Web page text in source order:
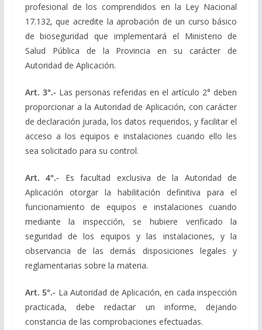
profesional de los comprendidos en la Ley Nacional
17.132, que acredite la aprobación de un curso básico
de bioseguridad que implementará el Ministerio de
Salud Pública de la Provincia en su carácter de
Autoridad de Aplicación.
Art. 3°.- Las personas referidas en el artículo 2° deben
proporcionar a la Autoridad de Aplicación, con carácter
de declaración jurada, los datos requeridos, y facilitar el
acceso a los equipos e instalaciones cuando ello les
sea solicitado para su control.
Art. 4°.- Es facultad exclusiva de la Autoridad de
Aplicación otorgar la habilitación definitiva para el
funcionamiento de equipos e instalaciones cuando
mediante la inspección, se hubiere verificado la
seguridad de los equipos y las instalaciones, y la
observancia de las demás disposiciones legales y
reglamentarias sobre la materia.
Art. 5°.- La Autoridad de Aplicación, en cada inspección
practicada, debe redactar un informe, dejando
constancia de las comprobaciones efectuadas.